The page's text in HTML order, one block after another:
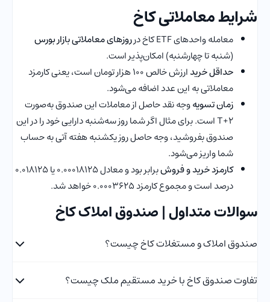
شرایط معاملاتی کاخ
معامله واحدهای ETF کاخ در
روزهای معاملاتی بازار بورس
(شنبه تا چهارشنبه) امکان‌پذیر است.
حداقل خرید
ارزش خالص ۱۰۰ هزار تومان است، یعنی کارمزد
معاملاتی به این عدد اضافه می‌شود.
زمان تسویهوجه نقد حاصل از معاملات این صندوق‌ به‌صورت
T+2 است. برای مثال اگر شما روز سه‌شنبه دارایی خود را در این
صندوق بفروشید، وجه حاصل روز یکشنبه هفته آتی به حساب
شما واریز می‌شود.
کارمزد خرید و فروش
برابر بود و معادل ۰.۰۰۰۱۸۱۲۵ یا ۰.۰۱۸۱۲۵
درصد است و مجموع کارمزد ۰.۰۰۰۳۶۲۵ خواهد شد.
سوالات متداول | صندوق املاک کاخ
صندوق املاک و مستغلات کاخ چیست؟
تفاوت صندوق کاخ با خرید مستقیم ملک چیست؟